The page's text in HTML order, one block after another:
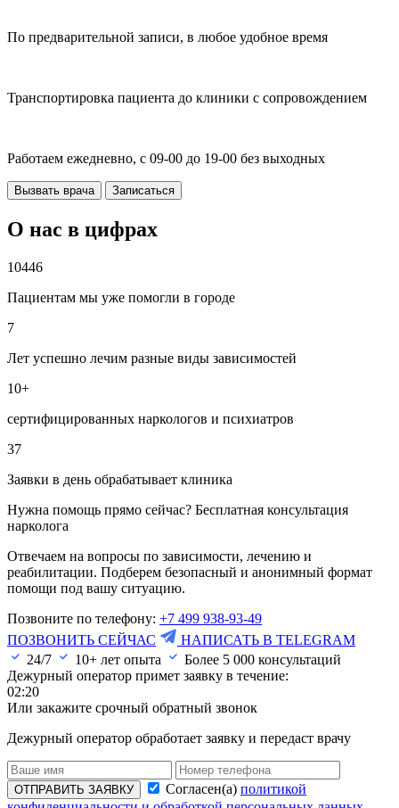
По предварительной записи, в любое удобное время
Транспортировка пациента до клиники с сопровождением
Работаем ежедневно, с 09-00 до 19-00 без выходных
Вызвать врача Записаться
О нас в цифрах
10446
Пациентам мы уже помогли в городе
7
Лет успешно лечим разные виды зависимостей
10+
сертифицированных наркологов и психиатров
37
Заявки в день обрабатывает клиника
Нужна помощь прямо сейчас? Бесплатная консультация
нарколога
Отвечаем на вопросы по зависимости, лечению и
реабилитации. Подберем безопасный и анонимный формат
помощи под вашу ситуацию.
Позвоните по телефону: +7 499 938-93-49
ПОЗВОНИТЬ СЕЙЧАС
НАПИСАТЬ В TELEGRAM
24/7
10+ лет опыта Более 5 000 консультаций
Дежурный оператор примет заявку в течение:
02:20
Или закажите срочный обратный звонок
Дежурный оператор обработает заявку и передаст врачу
ОТПРАВИТЬ ЗАЯВКУ Согласен(а) политикой